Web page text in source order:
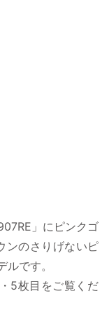
」にピンクゴ
ンのさりげないピ
です。
5枚目をご覧くだ